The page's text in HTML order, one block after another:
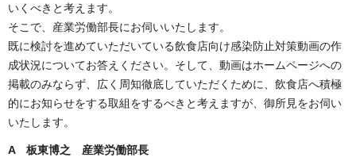
いくべきと考えます。
そこで、産業労働部長にお伺いいたします。
既に検討を進めていただいている飲食店向け感染防止対策動画の作
成状況についてお答えください。そして、動画はホームページへの
掲載のみならず、広く周知徹底していただくために、飲食店へ積極
的にお知らせをする取組をするべきと考えますが、御所見をお伺い
いたします。
A 板東博之 産業労働部長